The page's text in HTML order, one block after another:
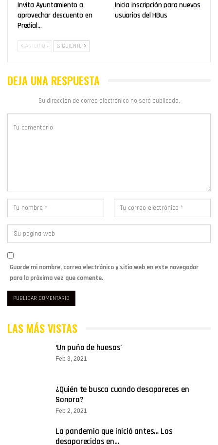
Invita Ayuntamiento a
aprovechar descuento en
Predial…
Inicia inscripción para nuevos
usuarios del HBus
ANTERIOR SIGUIENTE
DEJA UNA RESPUESTA
Su dirección de correo electrónico no será publicada.
Guarde mi nombre, correo electrónico y sitio web en este navegador
para la próxima vez que comente.
LAS MÁS VISTAS
‘Un puño de huesos’
Feb 3, 2021
¿Quién te busca cuando desapareces en
Sonora?
Feb 2, 2021
La pandemia que inició antes… Los
desaparecidos en…